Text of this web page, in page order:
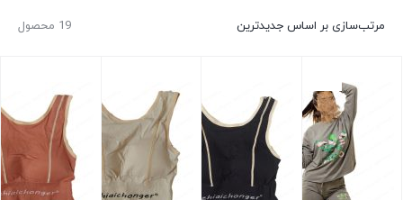
19 محصول مرتب‌سازی بر اساس جدیدترین